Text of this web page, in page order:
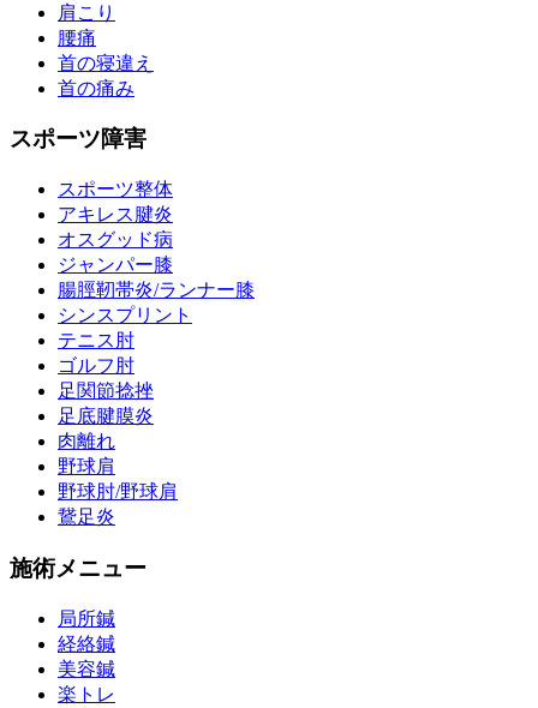
肩こり
腰痛
首の寝違え
首の痛み
スポーツ障害
スポーツ整体
アキレス腱炎
オスグッド病
ジャンパー膝
腸脛靭帯炎/ランナー膝
シンスプリント
テニス肘
ゴルフ肘
足関節捻挫
足底腱膜炎
肉離れ
野球肩
野球肘/野球肩
鵞足炎
施術メニュー
局所鍼
経絡鍼
美容鍼
楽トレ